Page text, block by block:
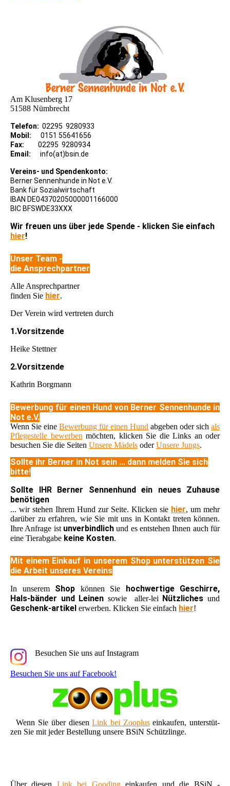
Am Klusenberg 17
51588 Nümbrecht
Telefon: 02295 9280933
Mobil: 0151 55641656
Fax:
02295 9280934
Email: info(at)bsin.de
Vereins- und Spendenkonto:
Berner Sennenhunde in Not e.V.
Bank für Sozialwirtschaft
IBAN DE04370205000001166000
BIC BFSWDE33XXX
Wir freuen uns über jede Spende - klicken Sie einfach
hier!
Unser Team -
die Ansprechpartner
Alle Ansprechpartner
finden Sie hier.
Der Verein wird vertreten durch
1.Vorsitzende
Heike Stettner
2.Vorsitzende
Kathrin Borgmann
Bewerbung für einen Hund von Berner Sennenhunde in
Not e.V.
Wenn Sie eine Bewerbung für einen Hund abgeben oder sich als
Pflegestelle bewerben möchten, klicken Sie die Links an oder
besuchen Sie die Seiten Unsere Mädels oderUnsere Jungs.
Sollte ihr Berner in Not sein ... dann melden Sie sich
bitte!
Sollte IHR Berner Sennenhund ein neues Zuhause
benötigen
... wir stehen Ihrem Hund zur Seite. Klicken sie hier, um mehr
darüber zu erfahren, wie Sie mit uns in Kontakt treten können.
Ihre Anfrage ist unverbindlich und es entstehen Ihnen auch für
eine Tierabgabe keine Kosten.
Mit einem Einkauf in unserem Shop unterstützen Sie
die Arbeit unseres Vereins
In unserem Shop können Sie hochwertige Geschirre,
Hals-bänder und Leinen sowie aller-lei Nützliches und
Geschenk-artikel erwerben. Klicken Sie einfach hier!
Besuchen Sie uns auf Instagram
Besuchen Sie uns auf Facebook!
Wenn Sie über diesenLink bei Zoopluseinkaufen, unterstüt-
zen Sie mit jeder Bestellung unsere BSiN Schützlinge.
Über diesen Link bei Goodingeinkaufen und die BSiN -